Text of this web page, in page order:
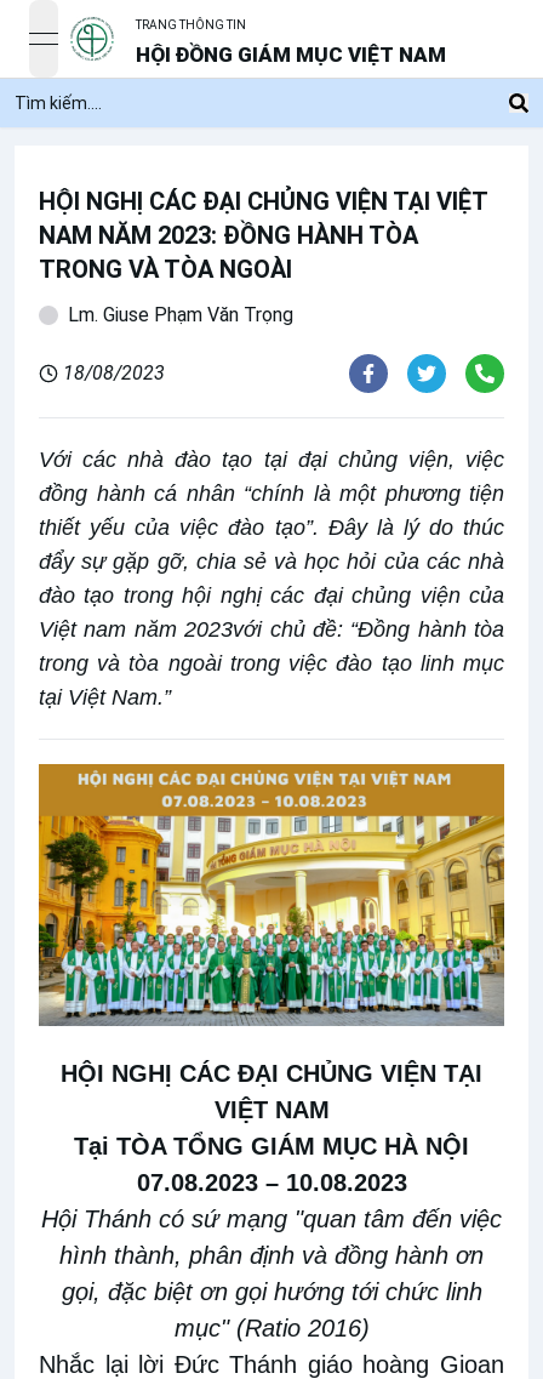
open navigation menu
TRANG THÔNG TIN
HỘI ĐỒNG GIÁM MỤC VIỆT NAM
HỘI NGHỊ CÁC ĐẠI CHỦNG VIỆN TẠI VIỆT
NAM NĂM 2023: ĐỒNG HÀNH TÒA
TRONG VÀ TÒA NGOÀI
Lm. Giuse Phạm Văn Trọng
18/08/2023
Với các nhà đào tạo tại đại chủng viện, việc
đồng hành cá nhân “chính là một phương tiện
thiết yếu của việc đào tạo”. Đây là lý do thúc
đẩy sự gặp gỡ, chia sẻ và học hỏi của các nhà
đào tạo trong hội nghị các đại chủng viện của
Việt nam năm 2023với chủ đề: “Đồng hành tòa
trong và tòa ngoài trong việc đào tạo linh mục
tại Việt Nam.”
HỘI NGHỊ CÁC ĐẠI CHỦNG VIỆN TẠI
VIỆT NAM
Tại TÒA TỔNG GIÁM MỤC HÀ NỘI
07.08.2023 – 10.08.2023
Hội Thánh có sứ mạng "quan tâm đến việc
hình thành, phân định và đồng hành ơn
gọi, đặc biệt ơn gọi hướng tới chức linh
mục" (Ratio 2016)
Nhắc lại lời Đức Thánh giáo hoàng Gioan